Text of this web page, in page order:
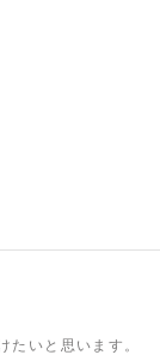
たいと思います。